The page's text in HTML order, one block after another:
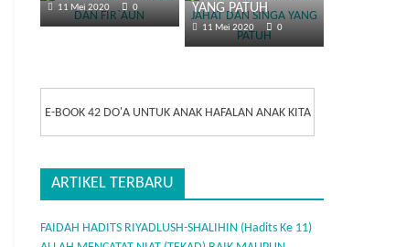
11 Mei 2020 0
YANG PATUH
11 Mei 2020 0
E-BOOK 42 DO'A UNTUK ANAK HAFALAN ANAK KITA
ARTIKEL TERBARU
FAIDAH HADITS RIYADLUSH-SHALIHIN (Hadits Ke 11)